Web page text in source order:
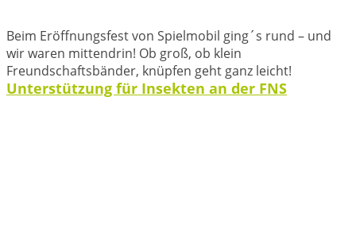
Beim Eröffnungsfest von Spielmobil ging´s rund – und
wir waren mittendrin! Ob groß, ob klein
Freundschaftsbänder, knüpfen geht ganz leicht!
Unterstützung für Insekten an der FNS